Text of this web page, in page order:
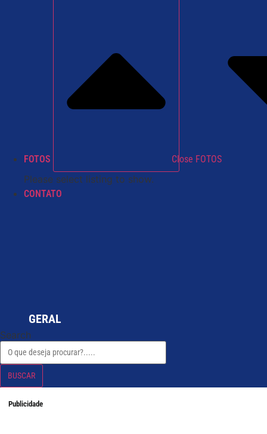
FOTOS Close FOTOS
Please select listing to show.
CONTATO
GERAL
Search
BUSCAR
Publicidade